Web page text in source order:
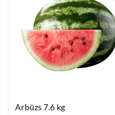
Arbūzs 7.6 kg